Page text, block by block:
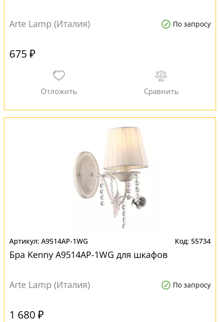
Arte Lamp (Италия) По запросу
675 ₽
A9514AP-1WG 55734
Бра Kenny A9514AP-1WG для шкафов
Arte Lamp (Италия) По запросу
1 680 ₽